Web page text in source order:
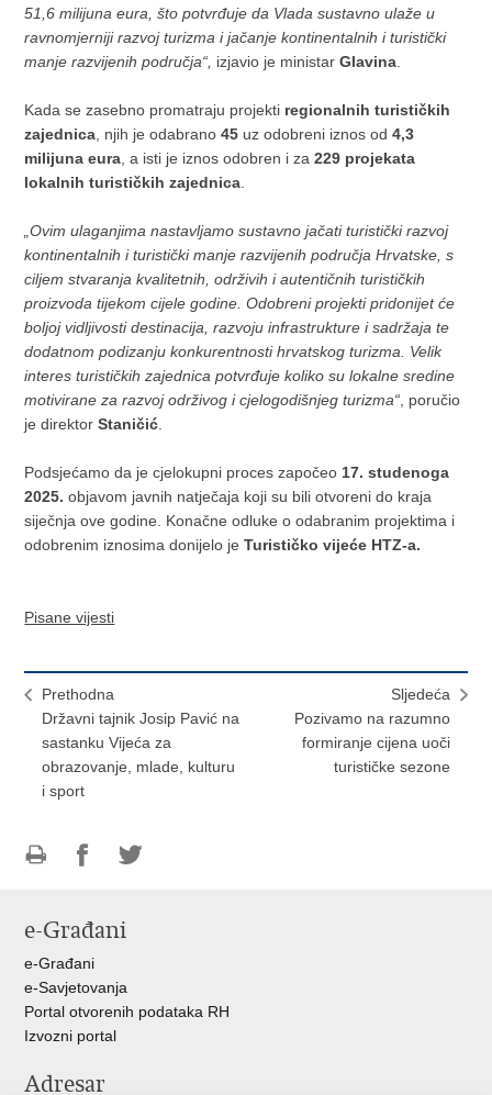
51,6 milijuna eura, što potvrđuje da Vlada sustavno ulaže u
ravnomjerniji razvoj turizma i jačanje kontinentalnih i turistički
manje razvijenih područja“, izjavio je ministarGlavina
Kada se zasebno promatraju projekti regionalnih turističkih
zajednica , njih je odabrano45 uz odobreni iznos od4,3
milijuna eura , a isti je iznos odobren i za229 projekata
lokalnih turističkih zajednica
„Ovim ulaganjima nastavljamo sustavno jačati turistički razvoj
kontinentalnih i turistički manje razvijenih područja Hrvatske, s
ciljem stvaranja kvalitetnih, održivih i autentičnih turističkih
proizvoda tijekom cijele godine. Odobreni projekti pridonijet će
boljoj vidljivosti destinacija, razvoju infrastrukture i sadržaja te
dodatnom podizanju konkurentnosti hrvatskog turizma. Velik
interes turističkih zajednica potvrđuje koliko su lokalne sredine
motivirane za razvoj održivog i cjelogodišnjeg turizma“ , poručio
je direktorStaničić
Podsjećamo da je cjelokupni proces započeo 17. studenoga
2025. objavom javnih natječaja koji su bili otvoreni do kraja
siječnja ove godine. Konačne odluke o odabranim projektima i
odobrenim iznosima donijelo jeTurističko vijeće HTZ-a.
Pisane vijesti
Prethodna
Državni tajnik Josip Pavić na
sastanku Vijeća za
obrazovanje, mlade, kulturu
i sport
Sljedeća
Pozivamo na razumno
formiranje cijena uoči
turističke sezone
FacebookuTwitteru
e-Građani
e-Građani
e-Savjetovanja
Portal otvorenih podataka RH
Izvozni portal
Adresar